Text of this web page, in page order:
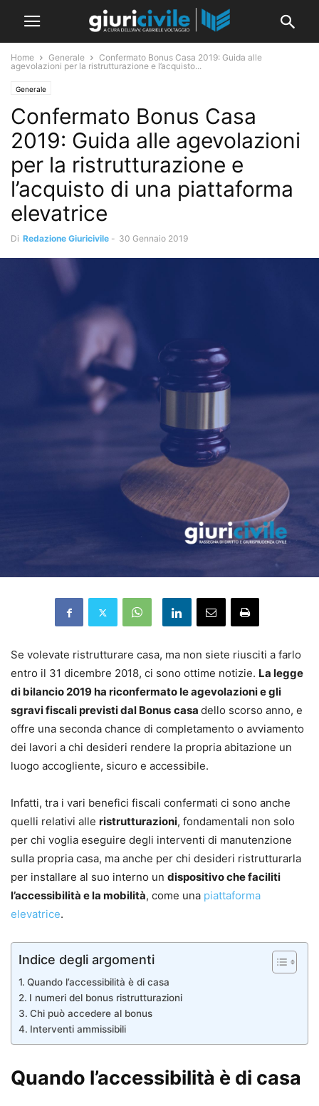
Home Generale
Confermato Bonus Casa 2019: Guida alle
agevolazioni per la ristrutturazione e l’acquisto...
Generale
Confermato Bonus Casa
2019: Guida alle agevolazioni
per la ristrutturazione e
l’acquisto di una piattaforma
elevatrice
Di Redazione Giuricivile - 30 Gennaio 2019
Se volevate ristrutturare casa, ma non siete riusciti a farlo
entro il 31 dicembre 2018, ci sono ottime notizie. La legge
di bilancio 2019 ha riconfermato le agevolazioni e gli
sgravi fiscali previsti dal Bonus casa dello scorso anno, e
offre una seconda chance di completamento o avviamento
dei lavori a chi desideri rendere la propria abitazione un
luogo accogliente, sicuro e accessibile.
Infatti, tra i vari benefici fiscali confermati ci sono anche
quelli relativi alle ristrutturazioni, fondamentali non solo
per chi voglia eseguire degli interventi di manutenzione
sulla propria casa, ma anche per chi desideri ristrutturarla
per installare al suo interno un dispositivo che faciliti
l’accessibilità e la mobilità, come una piattaforma
elevatrice.
Indice degli argomenti
Quando l’accessibilità è di casa
I numeri del bonus ristrutturazioni
Chi può accedere al bonus
Interventi ammissibili
Quando l’accessibilità è di casa